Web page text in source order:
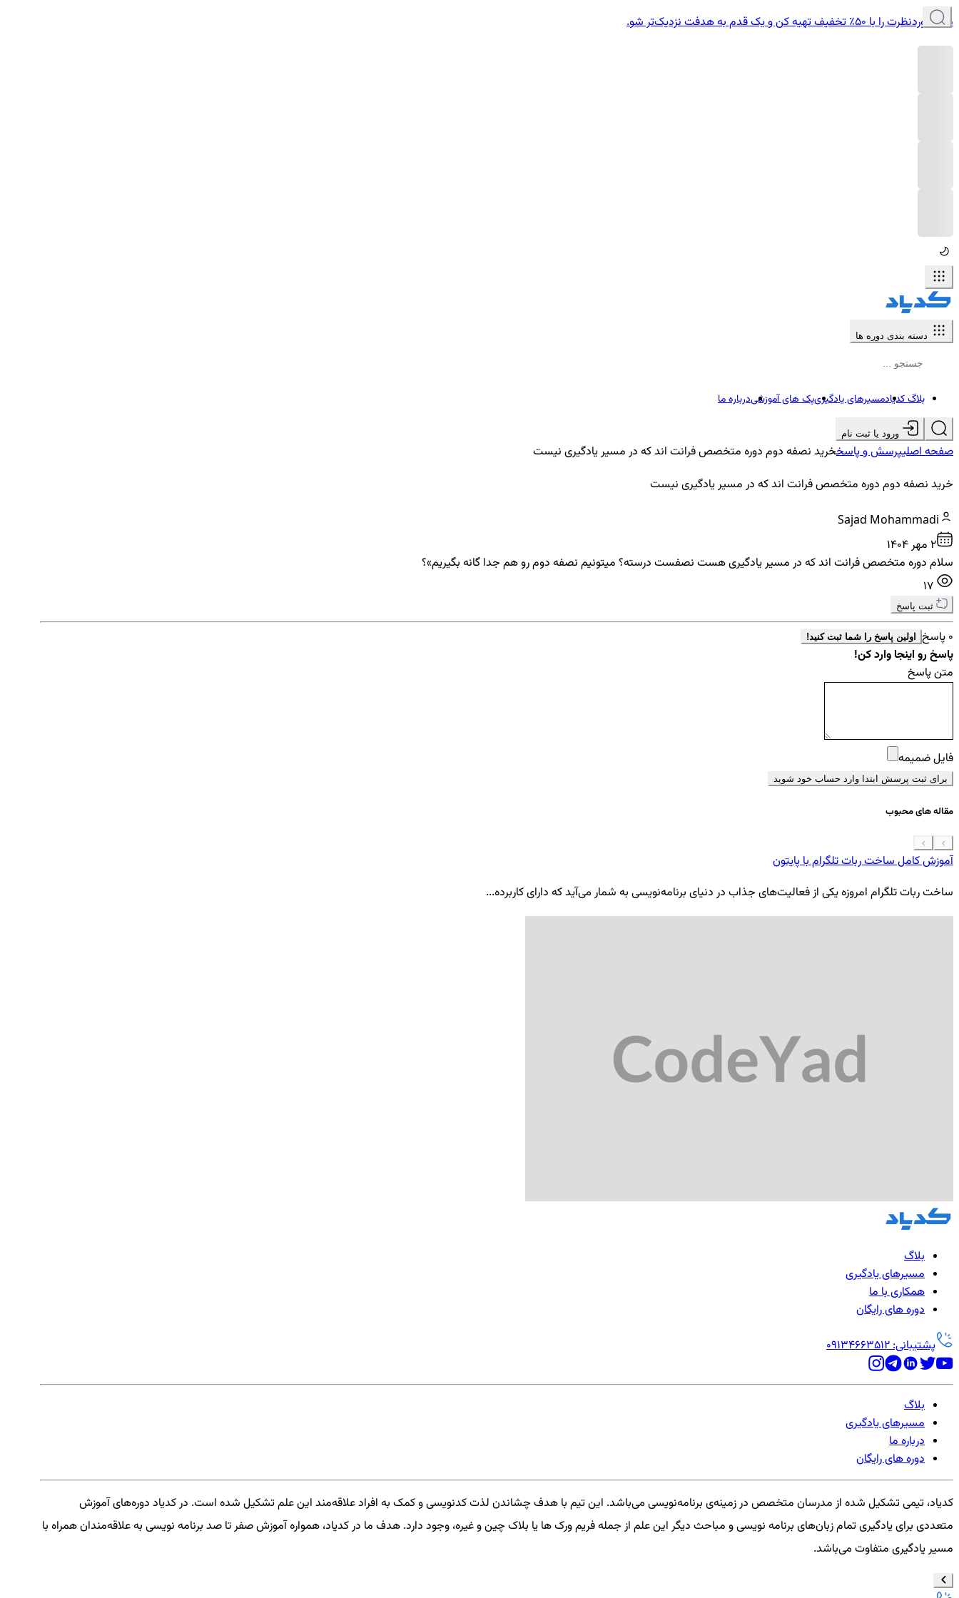
دوره موردنظرت را با ۵۰٪ تخفیف تهیه کن و یک قدم به هدفت نزدیک‌تر شو.
دسته بندی دوره ها
بلاگ کدیادمسیرهای یادگیریپک های آموزشیدرباره ما
ورود یا ثبت نام
صفحه اصلیپرسش و پاسخخرید نصفه دوم دوره متخصص فرانت اند که در مسیر یادگیری نیست
خرید نصفه دوم دوره متخصص فرانت اند که در مسیر یادگیری نیست
Sajad Mohammadi
2 مهر ۱۴۰۴
سلام دوره متخصص فرانت اند که در مسیر یادگیری هست نصفست درسته؟ میتونیم نصفه دوم رو هم جدا گانه بگیریم»؟
ثبت پاسخ
0 پاسخ اولین پاسخ را شما ثبت کنید!
پاسخ رو اینجا وارد کن!
متن پاسخ
فایل ضمیمه
برای ثبت پرسش ابتدا وارد حساب خود شوید
مقاله های محبوب
آموزش کامل ساخت ربات تلگرام با پایتون
ساخت ربات تلگرام امروزه یکی از فعالیت‌های جذاب در دنیای برنامه‌نویسی به شمار می‌آید که دارای کاربرده...
بلاگ
مسیرهای یادگیری
همکاری با ما
دوره های رایگان
پشتیبانی: 09134663512
بلاگ
مسیرهای یادگیری
درباره ما
دوره های رایگان
کدیاد، تیمی تشکیل شده از مدرسان متخصص در زمینه‌ی برنامه‌نویسی می‌باشد. این تیم با هدف چشاندن لذت کدنویسی و کمک به افراد علاقه‌مند این علم تشکیل شده است. در کدیاد دوره‌های آموزش
متعددی برای یادگیری تمام زبان‌های برنامه نویسی و مباحث دیگر این علم از جمله فریم ورک ها یا بلاک چین و غیره، وجود دارد. هدف ما در کدیاد، همواره آموزش صفر تا صد برنامه نویسی به علاقه‌مندان همراه با
مسیر یادگیری متفاوت می‌باشد.